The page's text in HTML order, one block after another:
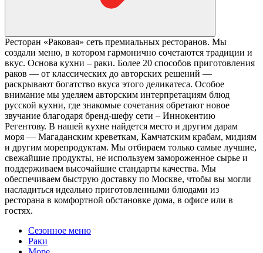
Ресторан «Раковая» сеть премиальных ресторанов. Мы
создали меню, в котором гармонично сочетаются традиции и
вкус. Основа кухни – раки. Более 20 способов приготовления
раков — от классических до авторских решений —
раскрывают богатство вкуса этого деликатеса. Особое
внимание мы уделяем авторским интерпретациям блюд
русской кухни, где знакомые сочетания обретают новое
звучание благодаря бренд-шефу сети – Иннокентию
Регентову. В нашей кухне найдется место и другим дарам
моря — Магаданским креветкам, Камчатским крабам, мидиям
и другим морепродуктам. Мы отбираем только самые лучшие,
свежайшие продукты, не используем замороженное сырье и
поддерживаем высочайшие стандарты качества. Мы
обеспечиваем быструю доставку по Москве, чтобы вы могли
насладиться идеально приготовленными блюдами из
ресторана в комфортной обстановке дома, в офисе или в
гостях.
Сезонное меню
Раки